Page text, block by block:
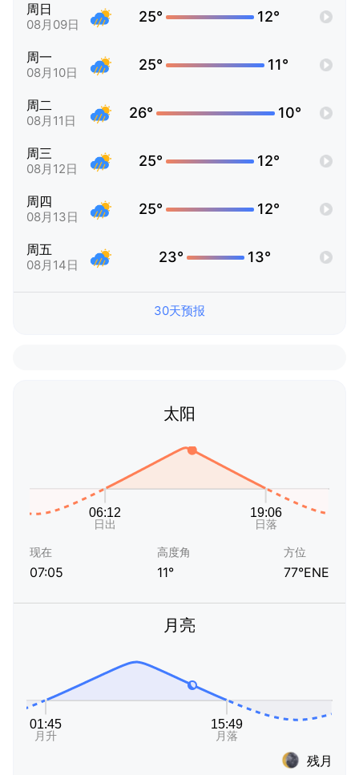
周日
08月09日 25° 12°
周一
08月10日 25° 11°
周二
08月11日 26° 10°
周三
08月12日 25° 12°
周四
08月13日 25° 12°
周五
08月14日 23° 13°
30天预报
太阳
现在
07:05
高度角
11°
方位
77°ENE
月亮
残月